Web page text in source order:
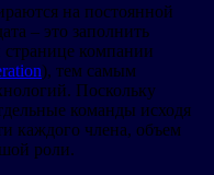
на постоянной
– это заполнить
компании
), тем самым
Поскольку
команды исходя
каждого члена, объем
роли.